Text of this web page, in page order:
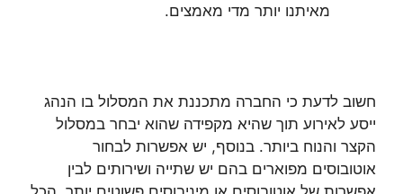
מאיתנו יותר מדי מאמצים.
חשוב לדעת כי החברה מתכננת את המסלול בו הנהג
ייסע לאירוע תוך שהיא מקפידה שהוא יבחר במסלול
הקצר והנוח ביותר. בנוסף, יש אפשרות לבחור
אוטובוסים מפוארים בהם יש שתייה ושירותים לבין